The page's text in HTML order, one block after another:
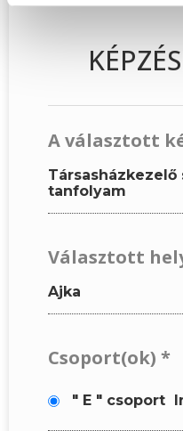
A választott
tanfolyam
Választott
Ajka
Csoport(ok) *
" E " csoport